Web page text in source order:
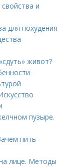
и
для похудения
живот?
пузыре.
пить
лице. Методы